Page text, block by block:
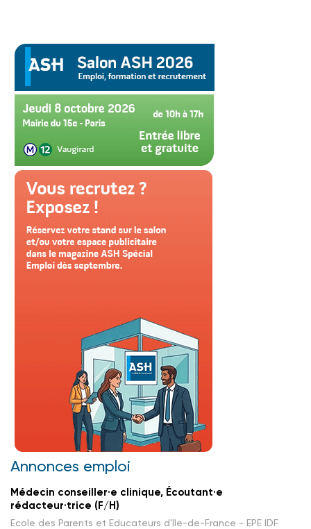
Annonces emploi
Médecin conseiller·e clinique, Écoutant·e
rédacteur·trice (F/H)
Ecole des Parents et Educateurs d'Ile-de-France - EPE IDF